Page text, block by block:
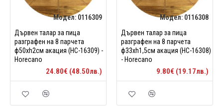
Модел: 0116309
Дървен талар за пица
разграфен на 8 парчета
ф50xh2см акация (HC-16309) -
Horecano
24.80€ (48.50лв.)
Модел: 0116308
Дървен талар за пица
разграфен на 8 парчета
ф33xh1,5см акация (HC-16308)
- Horecano
9.80€ (19.17лв.)